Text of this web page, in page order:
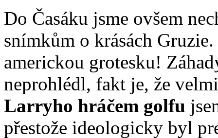
Do Časáku jsme ovšem
snímkům o krásách
americkou grotesku!
neprohlédl, fakt je, že
Larryho hráčem golfu
přestože ideologicky byl